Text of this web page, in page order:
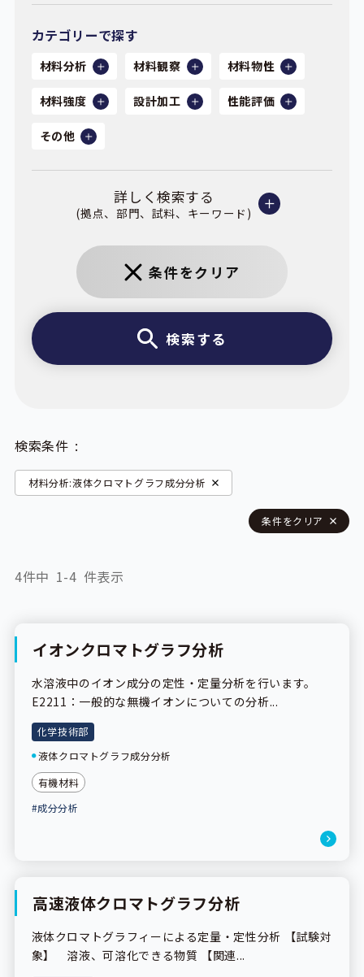
カテゴリーで探す
材料分析 材料観察 材料物性
材料強度 設計加工 性能評価
その他
詳しく検索する
(拠点、部門、試料、キーワード)
条件をクリア
検索する
検索条件
材料分析:液体クロマトグラフ成分分析
条件をクリア
4件中 1-4 件表示
イオンクロマトグラフ分析
水溶液中のイオン成分の定性・定量分析を行います。
E2211：一般的な無機イオンについての分析...
化学技術部
液体クロマトグラフ成分分析
有機材料
#成分分析
高速液体クロマトグラフ分析
液体クロマトグラフィーによる定量・定性分析 【試験対
象】 溶液、可溶化できる物質 【関連...